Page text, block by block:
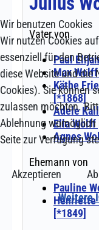
Wir benutzen Cookies
Wir nutzen Cookies
essenziell für den
diese Website und die
Cookies). Sie können
zulassen möchten.
Ablehnung
Seite zur Verfügung
Akzeptieren
Weitere